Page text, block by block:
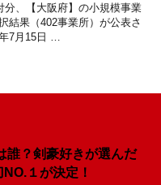
分、【大阪府】の小規模事業
結果（402事業所）が公表さ
7月15日 …
誰？剣豪好きが選んだ
１が決定！